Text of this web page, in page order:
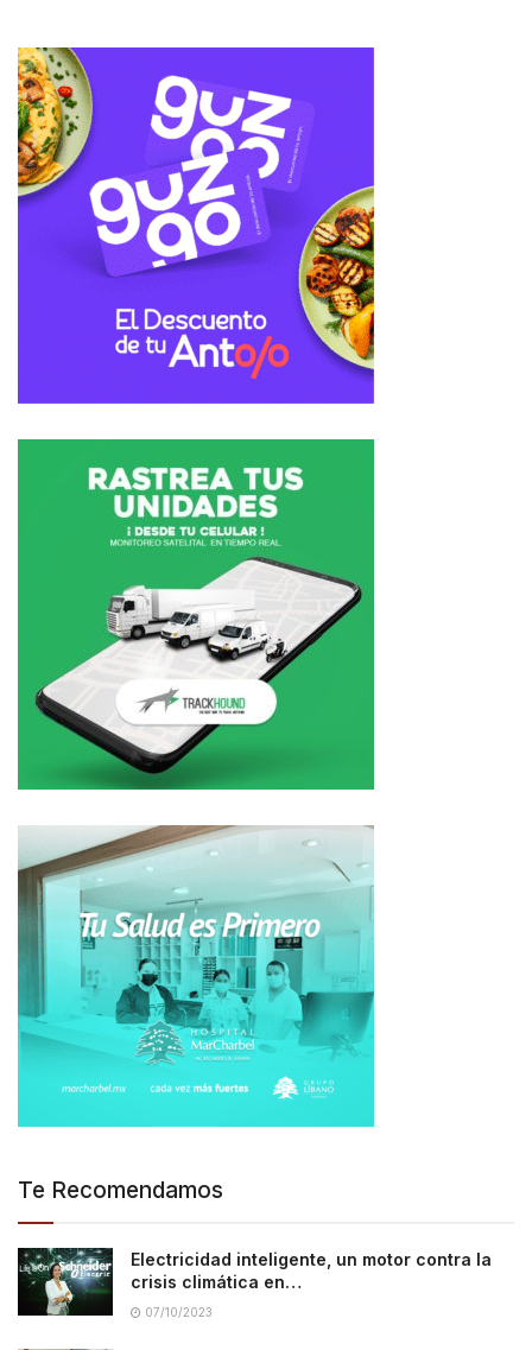
Te Recomendamos
Electricidad inteligente, un motor contra la
crisis climática en…
07/10/2023